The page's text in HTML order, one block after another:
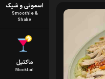
اسموتی و شیک
Smoothie &
Shake
ماکتیل
Mocktail